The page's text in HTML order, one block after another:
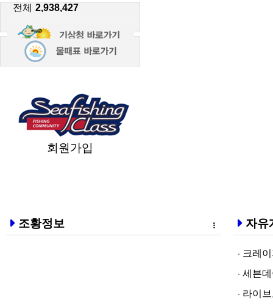
전체 2,938,427
회원가입
조황정보 자유
크레이지
세븐데이
라­이브토­